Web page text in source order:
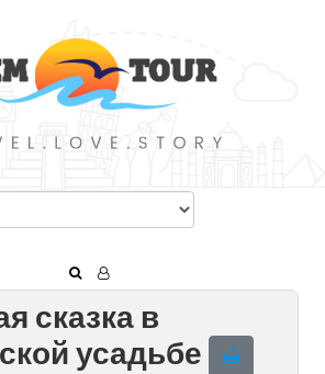
сказка в
усадьбе